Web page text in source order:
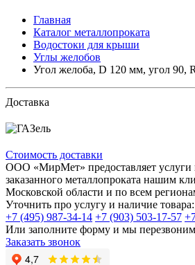
Главная
Каталог металлопроката
Водостоки для крыши
Углы желобов
Угол желоба, D 120 мм, угол 90,
Доставка
Стоимость доставки
ООО «МирМет» предоставляет услуги
заказанного металлопроката нашим
Московской области и по всем
Уточнить про услугу и наличие товара:
+7 (495) 987-34-14 +7 (903) 503-17-57
Или заполните форму и мы
Заказать звонок